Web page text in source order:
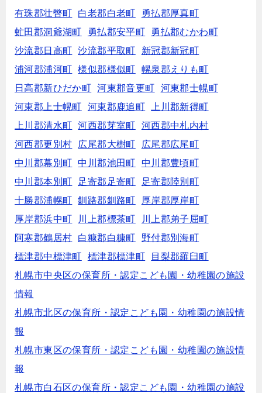
有珠郡壮瞥町
白老郡白老町
勇払郡厚真町
虻田郡洞爺湖町
勇払郡安平町
勇払郡むかわ町
沙流郡日高町
沙流郡平取町
新冠郡新冠町
浦河郡浦河町
様似郡様似町
幌泉郡えりも町
日高郡新ひだか町
河東郡音更町
河東郡士幌町
河東郡上士幌町
河東郡鹿追町
上川郡新得町
上川郡清水町
河西郡芽室町
河西郡中札内村
河西郡更別村
広尾郡大樹町
広尾郡広尾町
中川郡幕別町
中川郡池田町
中川郡豊頃町
中川郡本別町
足寄郡足寄町
足寄郡陸別町
十勝郡浦幌町
釧路郡釧路町
厚岸郡厚岸町
厚岸郡浜中町
川上郡標茶町
川上郡弟子屈町
阿寒郡鶴居村
白糠郡白糠町
野付郡別海町
標津郡中標津町
標津郡標津町
目梨郡羅臼町
札幌市中央区の保育所・認定こども園・幼稚園の施設
情報
札幌市北区の保育所・認定こども園・幼稚園の施設情
報
札幌市東区の保育所・認定こども園・幼稚園の施設情
報
札幌市白石区の保育所・認定こども園・幼稚園の施設